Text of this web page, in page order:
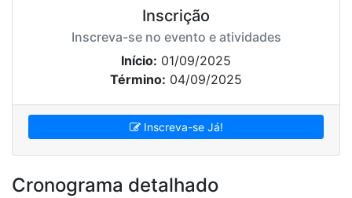
Link da Programação:Clique aqui!
IFAC CAMPUS TARAUACÁ - BR 364, km 539.
69970-000. Tarauacá, Acre.
cta.colbio@ifac.edu.br
Inscrição
Inscreva-se no evento e atividades
Início: 01/09/2025
Término: 04/09/2025
Inscreva-se Já!
Cronograma detalhado